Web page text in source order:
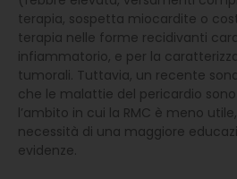
terapia, sospetta miocardite o
terapia nelle forme recidivanti
infiammatorio, e per la
tumorali. Tuttavia, un recente
che le malattie del pericardio
l’ambito in cui la RMC è meno
necessità di una maggiore
evidenze.